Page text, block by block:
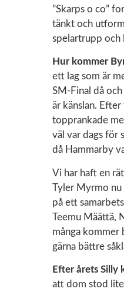
”Skarps o co”
tänkt och
spelartrupp och
Hur kommer
ett lag som är
SM-Final då
är känslan. Efter
topprankade
väl var dags för
då Hammarby
Vi har haft en
Tyler Myrmo nu
på ett
Teemu Määttä,
många kommer
gärna bättre
Efter årets Silly
att dom stod lite